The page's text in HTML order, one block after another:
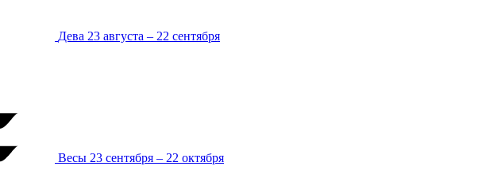
Дева 23 августа – 22 сентября
Весы 23 сентября – 22 октября